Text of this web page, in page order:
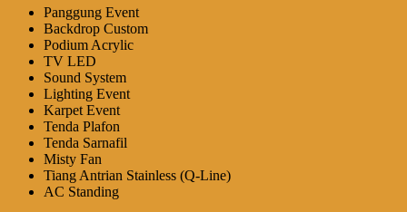
Panggung Event
Backdrop Custom
Podium Acrylic
TV LED
Sound System
Lighting Event
Karpet Event
Tenda Plafon
Tenda Sarnafil
Misty Fan
Tiang Antrian Stainless (Q-Line)
AC Standing